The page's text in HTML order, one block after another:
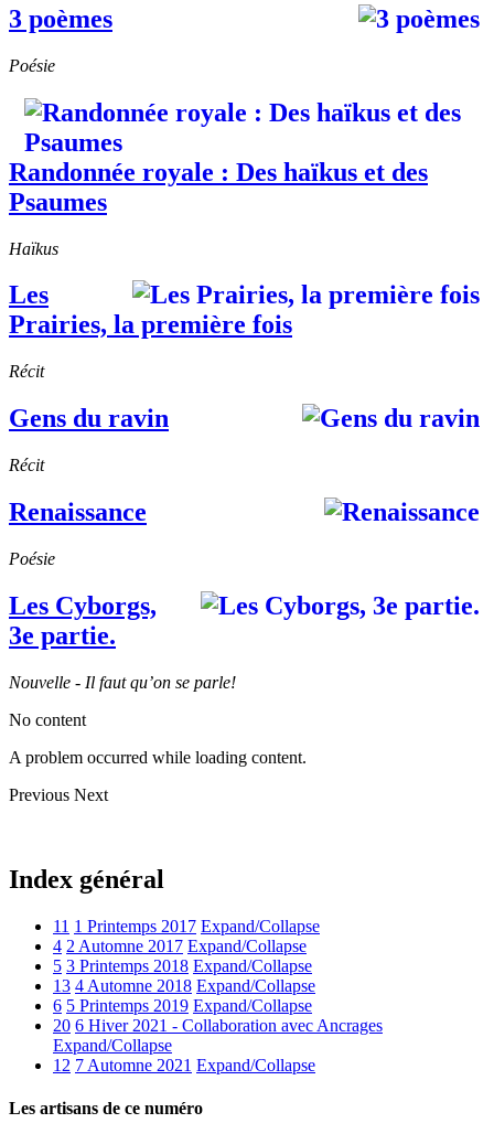
3 poèmes
Poésie
Randonnée royale : Des haïkus et des
Psaumes
Haïkus
Les
Prairies, la première fois
Récit
Gens du ravin
Récit
Renaissance
Poésie
Les Cyborgs,
3e partie.
Nouvelle - Il faut qu’on se parle!
No content
A problem occurred while loading content.
Previous Next
Index général
11 1 Printemps 2017 Expand/Collapse
4 2 Automne 2017 Expand/Collapse
5 3 Printemps 2018 Expand/Collapse
13 4 Automne 2018 Expand/Collapse
6 5 Printemps 2019 Expand/Collapse
20 6 Hiver 2021 - Collaboration avec Ancrages
Expand/Collapse
12 7 Automne 2021 Expand/Collapse
Les artisans de ce numéro